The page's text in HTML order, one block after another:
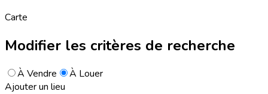
Carte
Modifier les critères de recherche
À Vendre
À Louer
Ajouter un lieu